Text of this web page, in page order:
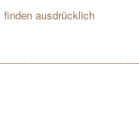
ausdrücklich